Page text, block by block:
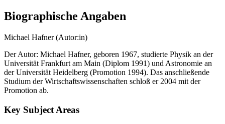
Biographische Angaben
Michael Hafner (Autor:in)
Der Autor: Michael Hafner, geboren 1967, studierte Physik an der
Universität Frankfurt am Main (Diplom 1991) und Astronomie an
der Universität Heidelberg (Promotion 1994). Das anschließende
Studium der Wirtschaftswissenschaften schloß er 2004 mit der
Promotion ab.
Key Subject Areas